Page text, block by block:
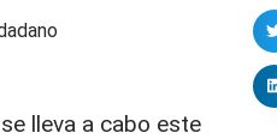
se lleva a cabo este